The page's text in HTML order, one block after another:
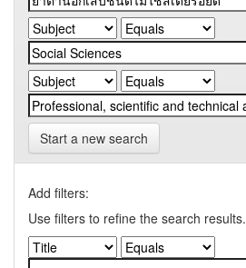
Start a new search
Add filters:
Use filters to refine the search results.